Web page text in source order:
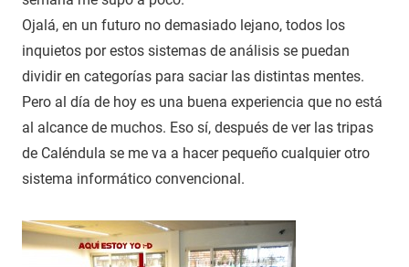
Ojalá, en un futuro no demasiado lejano, todos los
inquietos por estos sistemas de análisis se puedan
dividir en categorías para saciar las distintas mentes.
Pero al día de hoy es una buena experiencia que no está
al alcance de muchos. Eso sí, después de ver las tripas
de Caléndula se me va a hacer pequeño cualquier otro
sistema informático convencional.